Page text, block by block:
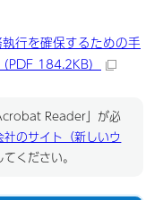
行を確保するための手
184.2KB）
Reader」が必
社のサイト（新しいウ
ください。